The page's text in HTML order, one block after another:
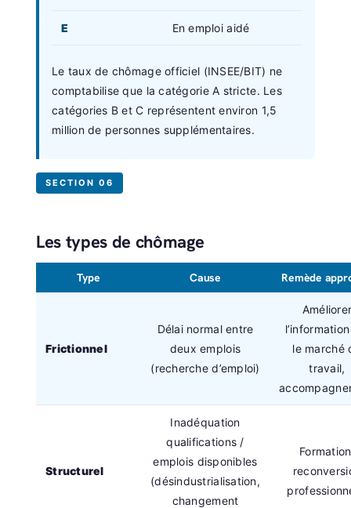
E En emploi aidé
Le taux de chômage officiel (INSEE/BIT) ne
comptabilise que la catégorie A stricte. Les
catégories B et C représentent environ 1,5
million de personnes supplémentaires.
SECTION 06
Les types de chômage
Type Cause Remède
Frictionnel
Délai normal entre
deux emplois
(recherche d’emploi)
le marché
travail,
Structurel
Inadéquation
qualifications /
emplois disponibles
(désindustrialisation,
changement